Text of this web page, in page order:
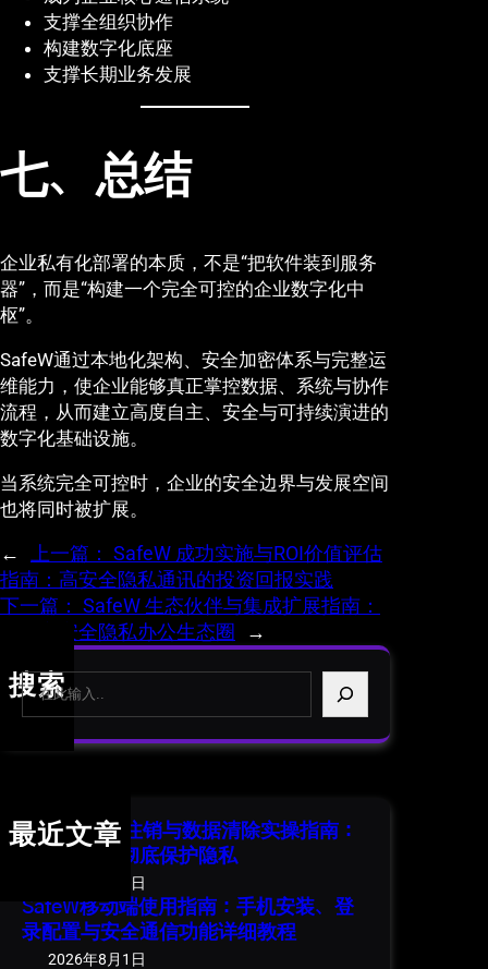
支撑全组织协作
构建数字化底座
支撑长期业务发展
七、总结
企业私有化部署的本质，不是“把软件装到服务
器”，而是“构建一个完全可控的企业数字化中
枢”。
SafeW通过本地化架构、安全加密体系与完整运
维能力，使企业能够真正掌控数据、系统与协作
流程，从而建立高度自主、安全与可持续演进的
数字化基础设施。
当系统完全可控时，企业的安全边界与发展空间
也将同时被扩展。
← 上一篇： SafeW 成功实施与ROI价值评估
指南：高安全隐私通讯的投资回报实践
下一篇： SafeW 生态伙伴与集成扩展指南：
构建高安全隐私办公生态圈
→
搜索
S
最近文章
SafeW 账号注销与数据清除实操指南：
安全退出并彻底保护隐私
2026年8月1日
SafeW移动端使用指南：手机安装、登
录配置与安全通信功能详细教程
2026年8月1日